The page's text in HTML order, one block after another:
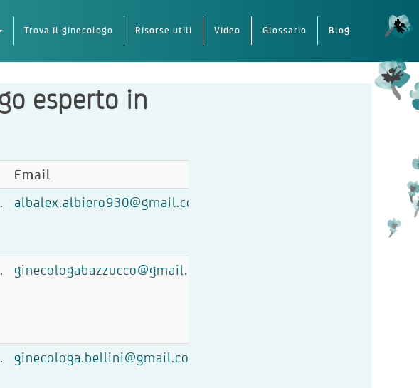
Trova il ginecologo Risorse utili Video Glossario Blog
esperto in
Email
albalex.albiero930@gmail.com
ginecologabazzucco@gmail.com
ginecologa.bellini@gmail.com